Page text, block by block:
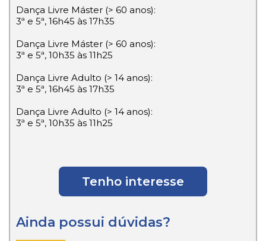
Dança Livre Máster (> 60 anos):
3ª e 5ª, 16h45 às 17h35
Dança Livre Máster (> 60 anos):
3ª e 5ª, 10h35 às 11h25
Dança Livre Adulto (> 14 anos):
3ª e 5ª, 16h45 às 17h35
Dança Livre Adulto (> 14 anos):
3ª e 5ª, 10h35 às 11h25
Tenho interesse
Ainda possui dúvidas?